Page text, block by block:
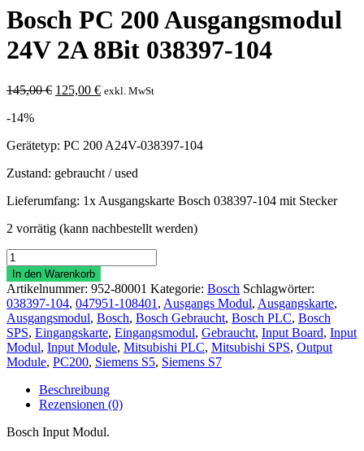
Bosch PC 200 Ausgangsmodul
24V 2A 8Bit 038397-104
145,00€ Ursprünglicher
125,00 €Aktueller
exkl. MwSt
-14%
Gerätetyp: PC 200 A24V-038397-104
Zustand: gebraucht / used
Lieferumfang: 1x Ausgangskarte Bosch 038397-104 mit Stecker
2 vorrätig (kann nachbestellt werden)
Bosch
PC
200
Ausgangsmodul
24V
2A
8Bit
038397-
104
Menge
In den Warenkorb
Artikelnummer: 952-80001 Kategorie: Bosch Schlagwörter:
038397-104, 047951-108401 , Ausgangs Modul, Ausgangskarte,
Ausgangsmodul, Bosch, Bosch Gebraucht, Bosch PLC, Bosch
SPS, Eingangskarte, Eingangsmodul, Gebraucht, Input Board, Input
Modul, Input Module, Mitsubishi PLC, Mitsubishi SPS, Output
Module, PC200, Siemens S5, Siemens S7
Beschreibung
Rezensionen (0)
Bosch Input Modul.